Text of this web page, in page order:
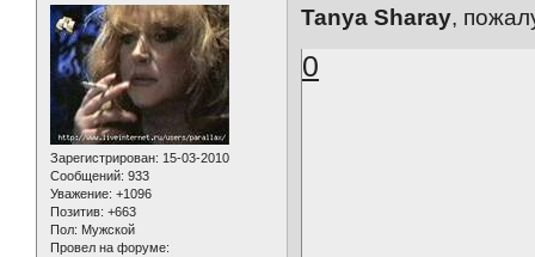
Зарегистрирован: 15-03-2010
Сообщений: 933
Уважение: +1096
Позитив: +663
Пол: Мужской
Провел на форуме:
Tanya Sharay,
0